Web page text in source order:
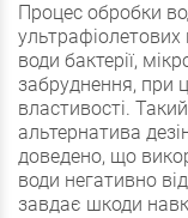
Процес обробки
води бактерії,
забруднення, при
властивості.
альтернатива
доведено, що
води негативно
завдає шкоди